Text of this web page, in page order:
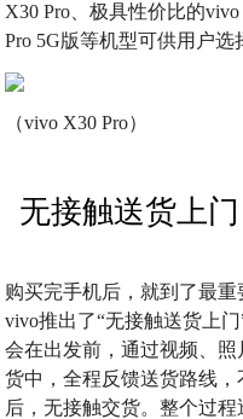
X30 Pro、极具性价比的
Pro 5G版等机型可供用户选
（vivo X30 Pro）
无接触送货上
购买完手机后，就到了最重
vivo推出了“无接触送货上
会在出发前，通过视频、
货中，全程反馈送货路线
后，无接触交货。整个过